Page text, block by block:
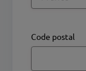
Code postal